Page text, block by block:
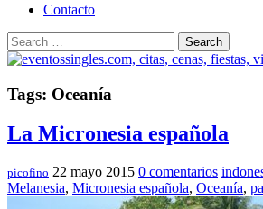
Contacto
Search
Tags: Oceanía
La Micronesia española
picofino 22 mayo 2015 0 comentarios
Melanesia, Micronesia española, Oceanía,